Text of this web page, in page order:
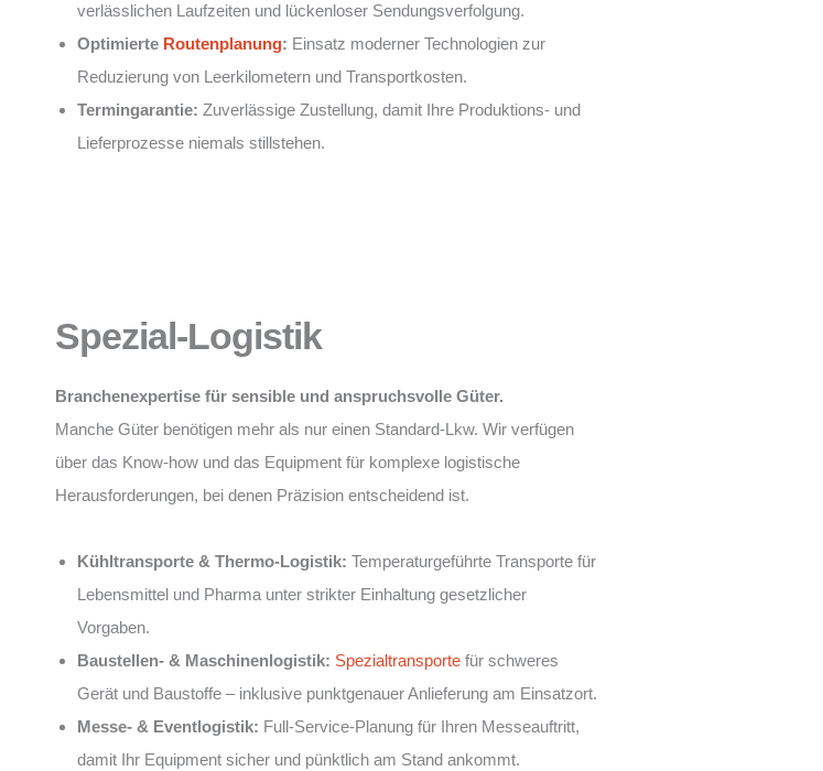
verlässlichen Laufzeiten und lückenloser Sendungsverfolgung.
Optimierte Routenplanung: Einsatz moderner Technologien zur
Reduzierung von Leerkilometern und Transportkosten.
Termingarantie: Zuverlässige Zustellung, damit Ihre Produktions- und
Lieferprozesse niemals stillstehen.
Spezial-Logistik
Branchenexpertise für sensible und anspruchsvolle Güter.
Manche Güter benötigen mehr als nur einen Standard-Lkw. Wir verfügen
über das Know-how und das Equipment für komplexe logistische
Herausforderungen, bei denen Präzision entscheidend ist.
Kühltransporte & Thermo-Logistik: Temperaturgeführte Transporte für
Lebensmittel und Pharma unter strikter Einhaltung gesetzlicher
Vorgaben.
Baustellen- & Maschinenlogistik: Spezialtransporte für schweres
Gerät und Baustoffe – inklusive punktgenauer Anlieferung am Einsatzort.
Messe- & Eventlogistik: Full-Service-Planung für Ihren Messeauftritt,
damit Ihr Equipment sicher und pünktlich am Stand ankommt.